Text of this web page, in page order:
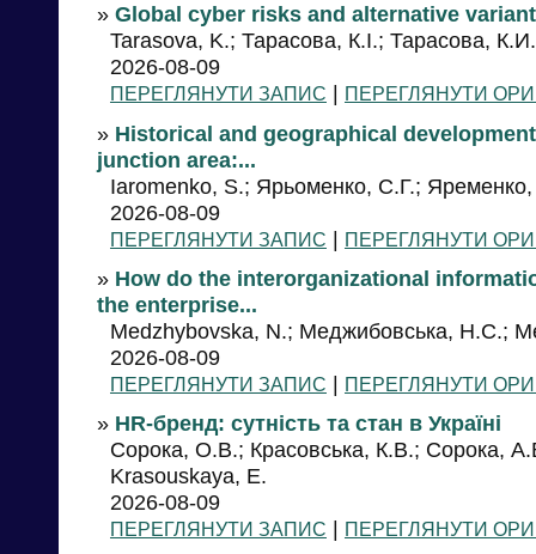
» Global cyber risks and alternative
Tarasova, K.; Тарасова, К.І.; Тарасова, К.И.
2026-08-09
ПЕРЕГЛЯНУТИ ЗАПИС | ПЕРЕГЛЯНУТИ
» Historical and geographical
junction area:...
Iaromenko, S.; Ярьоменко, С.Г.;
2026-08-09
ПЕРЕГЛЯНУТИ ЗАПИС | ПЕРЕГЛЯНУТИ
» How do the interorganizational
the enterprise...
Medzhybovska, N.; Меджибовська, Н.С.;
2026-08-09
ПЕРЕГЛЯНУТИ ЗАПИС | ПЕРЕГЛЯНУТИ
» HR-бренд: сутність та стан в Україні
Сорока, О.В.; Красовська, К.В.; Сорока,
Krasouskaya, E.
2026-08-09
ПЕРЕГЛЯНУТИ ЗАПИС | ПЕРЕГЛЯНУТИ